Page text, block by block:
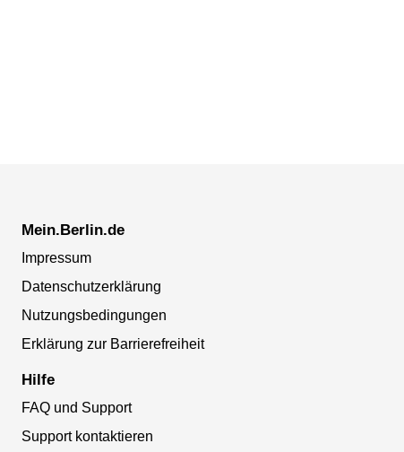
Mein.Berlin.de
Impressum
Datenschutzerklärung
Nutzungsbedingungen
Erklärung zur Barrierefreiheit
Hilfe
FAQ und Support
Support kontaktieren